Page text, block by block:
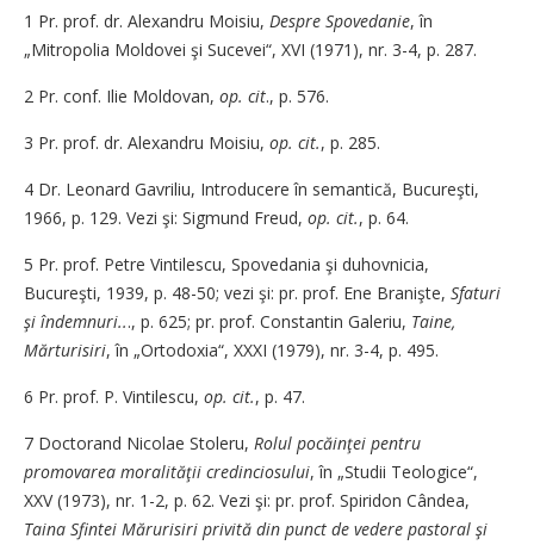
1 Pr. prof. dr. Alexandru Moisiu, Despre Spovedanie, în
„Mitropolia Moldovei şi Sucevei“, XVI (1971), nr. 3-4, p. 287.
2 Pr. conf. Ilie Moldovan, op. cit., p. 576.
3 Pr. prof. dr. Alexandru Moisiu, op. cit., p. 285.
4 Dr. Leonard Gavriliu, Introducere în semantică, Bucureşti,
1966, p. 129. Vezi şi: Sigmund Freud, op. cit., p. 64.
5 Pr. prof. Petre Vintilescu, Spovedania şi duhovnicia,
Bucureşti, 1939, p. 48-50; vezi şi: pr. prof. Ene Branişte, Sfaturi
şi îndemnuri..., p. 625; pr. prof. Constantin Galeriu, Taine,
Mărturisiri, în „Ortodoxia“, XXXI (1979), nr. 3-4, p. 495.
6 Pr. prof. P. Vintilescu, op. cit., p. 47.
7 Doctorand Nicolae Stoleru, Rolul pocăinţei pentru
promovarea moralităţii credinciosului, în „Studii Teologice“,
XXV (1973), nr. 1-2, p. 62. Vezi şi: pr. prof. Spiridon Cândea,
Taina Sfintei Mărurisiri privită din punct de vedere pastoral şi